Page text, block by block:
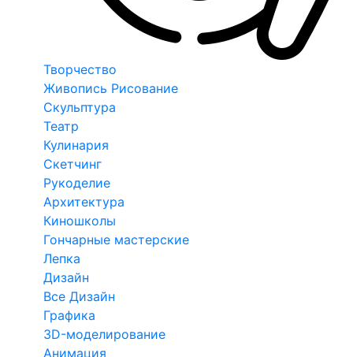
Творчество
Живопись Рисование
Скульптура
Театр
Кулинария
Скетчинг
Рукоделие
Архитектура
Киношколы
Гончарные мастерские
Лепка
Дизайн
Все Дизайн
Графика
3D-моделирование
Анимация